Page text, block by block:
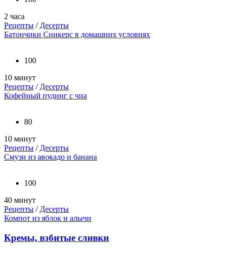
2 часа
Рецепты / Десерты
Батончики Сникерс в домашних условиях
100
10 минут
Рецепты / Десерты
Кофейный пудинг с чиа
80
10 минут
Рецепты / Десерты
Смузи из авокадо и банана
100
40 минут
Рецепты / Десерты
Компот из яблок и алычи
Кремы, взбитые сливки